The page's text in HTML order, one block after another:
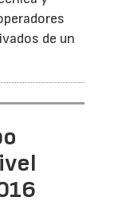
de un